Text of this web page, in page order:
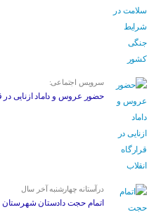
سرویس اجتماعی:
حضور عروس و داماد ازنایی در
درآستانه چهارشنبه آخر سال
اتمام حجت دادستان